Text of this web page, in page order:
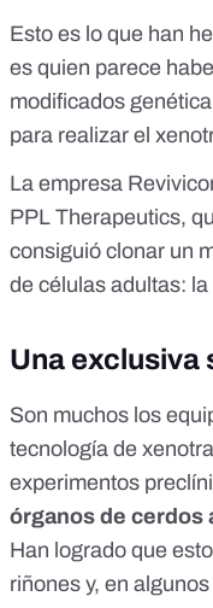
Esto es lo que han
es quien parece
modificados
para realizar el
La empresa
PPL Therapeutics,
consiguió clonar un
de células adultas:
Una exclusiva
Son muchos los
tecnología de
experimentos
órganos de cerdos
Han logrado que
riñones y, en